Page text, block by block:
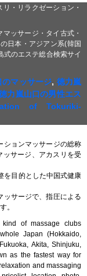
・リラクゼーション・
ッサージ・タイ古式・
日本・アジアン系(韓国
式のエステ総合検索サイ
マッサージ, 徳力嵐
力嵐山口の男性エス
of Tokuriki-
ションマッサージの総称
サージ、アカスリを受
を目的とした中国式健康
ッサージで、指圧による
。
of massage clubs
Japan (Hokkaido,
Akita, Shinjuku,
as the fastest way for
and massaging